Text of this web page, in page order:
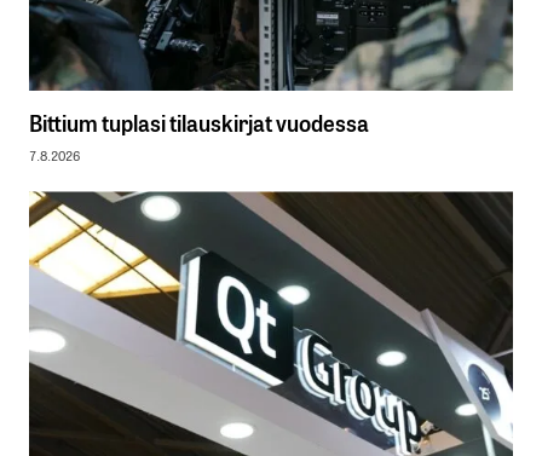
Bittium tuplasi tilauskirjat vuodessa
7.8.2026